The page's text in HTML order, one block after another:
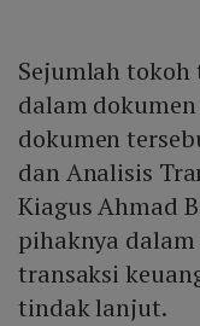
Sejumlah
dalam dokumen
dokumen
dan Analisis
Kiagus Ahmad
pihaknya
transaksi
tindak lanjut.